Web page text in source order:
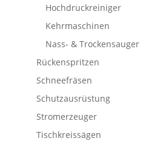
Hochdruckreiniger
Kehrmaschinen
Nass- & Trockensauger
Rückenspritzen
Schneefräsen
Schutzausrüstung
Stromerzeuger
Tischkreissägen